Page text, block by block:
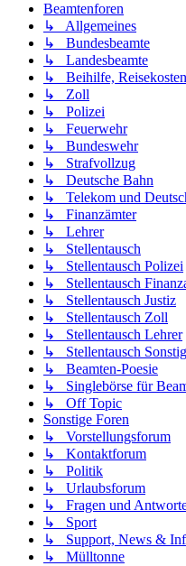
Beamtenforen
↳ Allgemeines
↳ Bundesbeamte
↳ Landesbeamte
↳ Beihilfe,
↳ Zoll
↳ Polizei
↳ Feuerwehr
↳ Bundeswehr
↳ Strafvollzug
↳ Deutsche Bahn
↳ Telekom und
↳ Finanzämter
↳ Lehrer
↳ Stellentausch
↳ Stellentausch Polizei
↳ Stellentausch
↳ Stellentausch Justiz
↳ Stellentausch Zoll
↳ Stellentausch Lehrer
↳ Stellentausch
↳ Beamten-Poesie
↳ Singlebörse für
↳ Off Topic
Sonstige Foren
↳ Vorstellungsforum
↳ Kontaktforum
↳ Politik
↳ Urlaubsforum
↳ Fragen und
↳ Sport
↳ Support, News &
↳ Mülltonne